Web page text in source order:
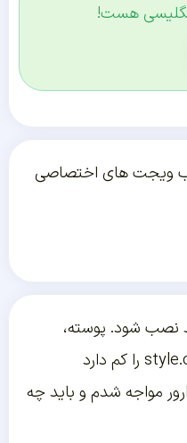
هست!
ویجت های اختصاصی
نصب شود. پوسته،
مواجه شدم و باید چه